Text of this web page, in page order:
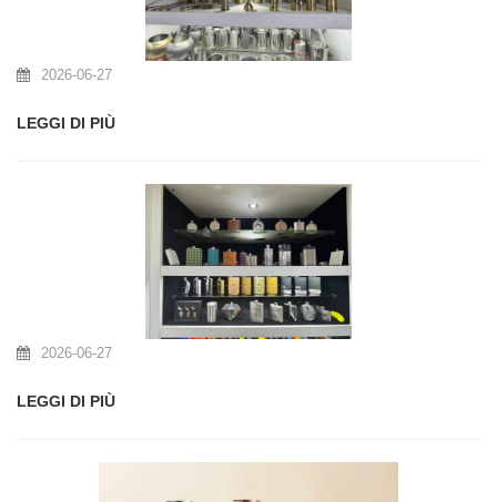
2026-06-27
LEGGI DI PIÙ
2026-06-27
LEGGI DI PIÙ